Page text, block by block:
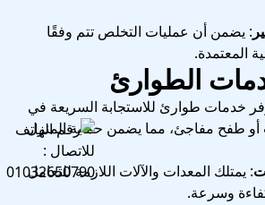
: يضمن أن عمليات التخلص تتم وفقًا
المعتمدة.
الطوارئ
خدمات طوارئ للاستجابة السريعة في
طفح مفاجئ، مما يضمن حماية المنزل
: يمتلك المعدات والآلات اللازمة للتعامل
وسرعة.